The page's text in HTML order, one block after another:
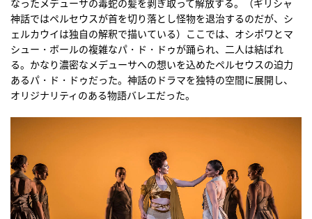
神話ではペルセウスが首を切り落とし怪物を退治するのだが、シ
ェルカウイは独自の解釈で描いている）ここでは、オシポワとマ
シュー・ボールの複雑なパ・ド・ドゥが踊られ、二人は結ばれ
る。かなり濃密なメデューサへの想いを込めたペルセウスの迫力
あるパ・ド・ドゥだった。神話のドラマを独特の空間に展開し、
オリジナリティのある物語バレエだった。